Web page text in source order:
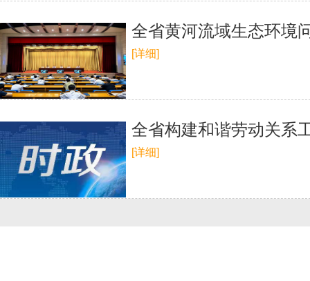
全省黄河流域生态环境
[详细]
全省构建和谐劳动关系
[详细]